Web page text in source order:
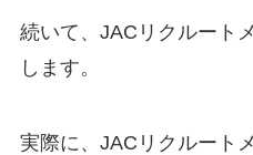
続いて、JACリクルート
します。
実際に、JACリクルート